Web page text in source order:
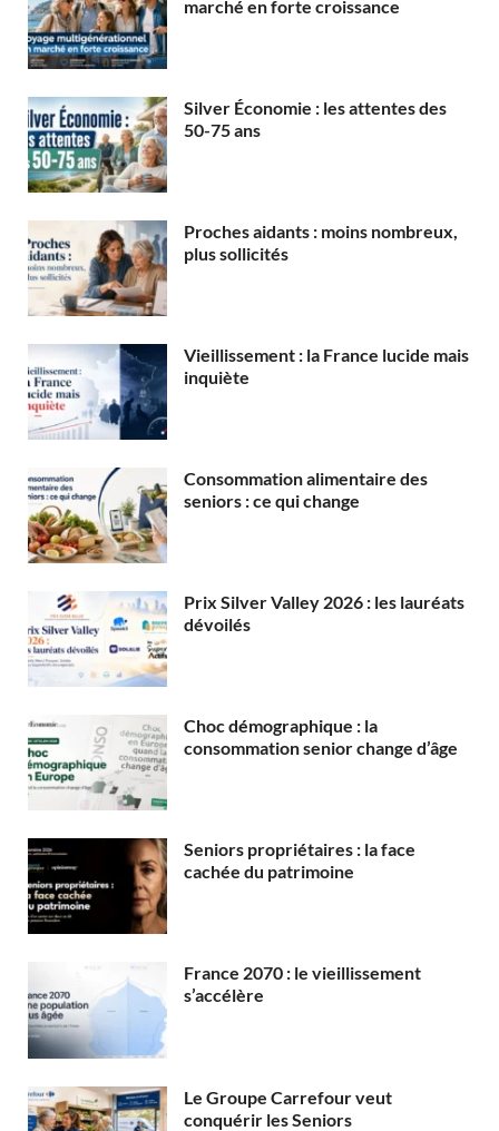
marché en forte croissance
Silver Économie : les attentes des
50-75 ans
Proches aidants : moins nombreux,
plus sollicités
Vieillissement : la France lucide mais
inquiète
Consommation alimentaire des
seniors : ce qui change
Prix Silver Valley 2026 : les lauréats
dévoilés
Choc démographique : la
consommation senior change d’âge
Seniors propriétaires : la face
cachée du patrimoine
France 2070 : le vieillissement
s’accélère
Le Groupe Carrefour veut
conquérir les Seniors